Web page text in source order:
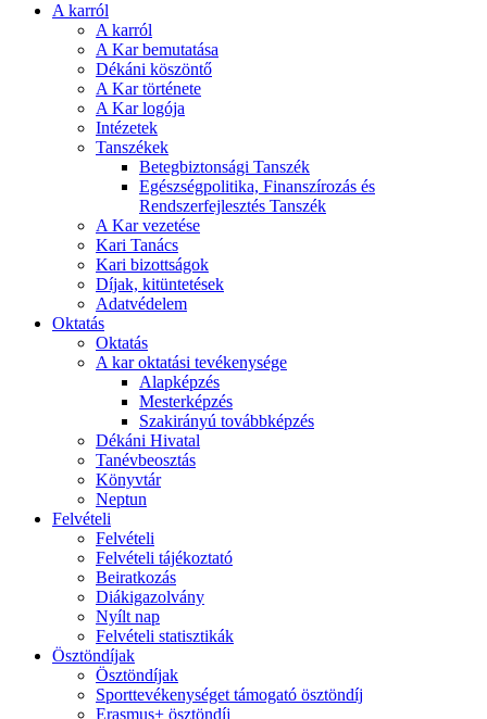
A karról
A karról
A Kar bemutatása
Dékáni köszöntő
A Kar története
A Kar logója
Intézetek
Tanszékek
Betegbiztonsági Tanszék
Egészségpolitika, Finanszírozás és
Rendszerfejlesztés Tanszék
A Kar vezetése
Kari Tanács
Kari bizottságok
Díjak, kitüntetések
Adatvédelem
Oktatás
Oktatás
A kar oktatási tevékenysége
Alapképzés
Mesterképzés
Szakirányú továbbképzés
Dékáni Hivatal
Tanévbeosztás
Könyvtár
Neptun
Felvételi
Felvételi
Felvételi tájékoztató
Beiratkozás
Diákigazolvány
Nyílt nap
Felvételi statisztikák
Ösztöndíjak
Ösztöndíjak
Sporttevékenységet támogató ösztöndíj
Erasmus+ ösztöndíj